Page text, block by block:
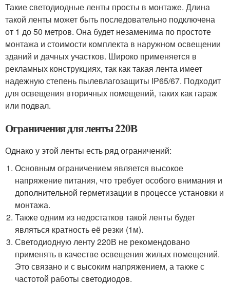
Такие светодиодные ленты просты в монтаже. Длина
такой ленты может быть последовательно подключена
от 1 до 50 метров. Она будет незаменима по простоте
монтажа и стоимости комплекта в наружном освещении
зданий и дачных участков. Широко применяется в
рекламных конструкциях, так как такая лента имеет
надежную степень пылевлагозащиты IP65/67. Подходит
для освещения вторичных помещений, таких как гараж
или подвал.
Ограничения для ленты 220В
Однако у этой ленты есть ряд ограничений:
Основным ограничением является высокое
напряжение питания, что требует особого внимания и
дополнительной герметизации в процессе установки и
монтажа.
Также одним из недостатков такой ленты будет
являться кратность её резки (1м).
Светодиодную ленту 220В не рекомендовано
применять в качестве освещения жилых помещений.
Это связано и с высоким напряжением, а также с
частотой работы светодиодов.